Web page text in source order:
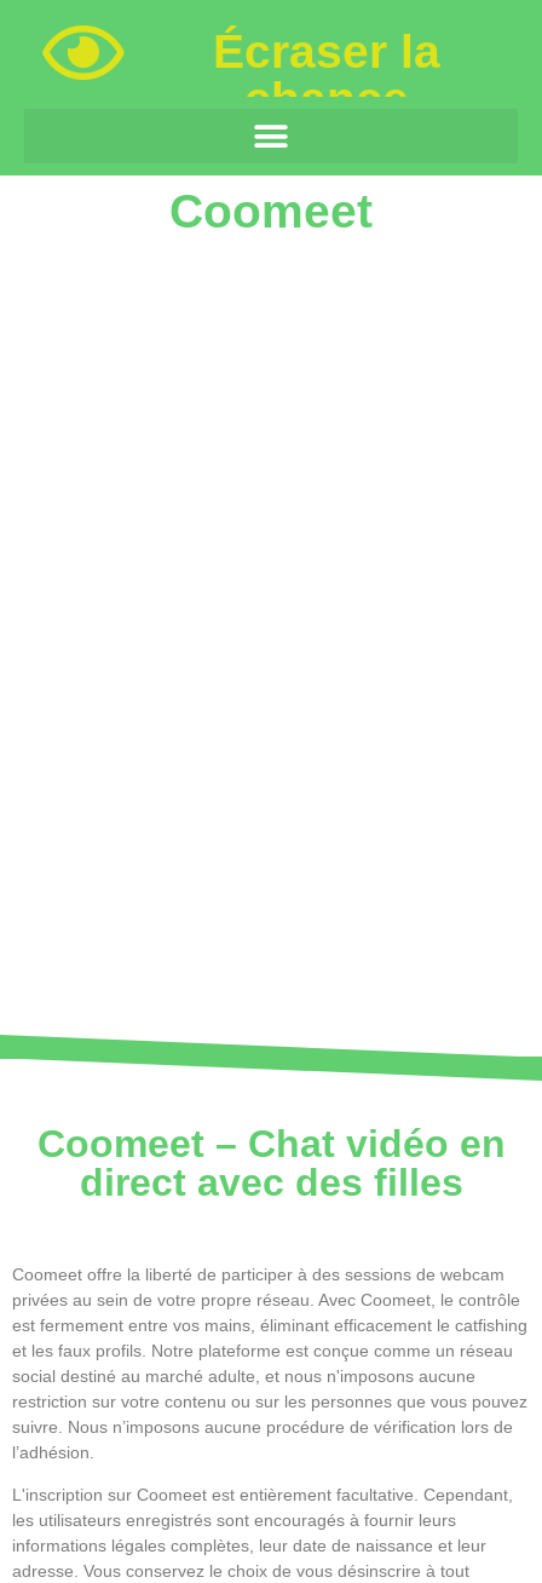
Écraser la
chance
Coomeet
Coomeet – Chat vidéo en
direct avec des filles
Coomeet offre la liberté de participer à des sessions de webcam
privées au sein de votre propre réseau. Avec Coomeet, le contrôle
est fermement entre vos mains, éliminant efficacement le catfishing
et les faux profils. Notre plateforme est conçue comme un réseau
social destiné au marché adulte, et nous n'imposons aucune
restriction sur votre contenu ou sur les personnes que vous pouvez
suivre. Nous n’imposons aucune procédure de vérification lors de
l’adhésion.
L'inscription sur Coomeet est entièrement facultative. Cependant,
les utilisateurs enregistrés sont encouragés à fournir leurs
informations légales complètes, leur date de naissance et leur
adresse. Vous conservez le choix de vous désinscrire à tout